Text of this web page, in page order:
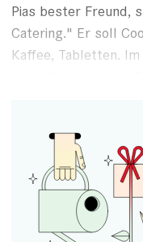
Pias bester Freund,
Cate­ring." Er soll
Kaffee, Tabletten.